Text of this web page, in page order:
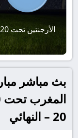
الأرجنتين تحت 20
20 – النهائي